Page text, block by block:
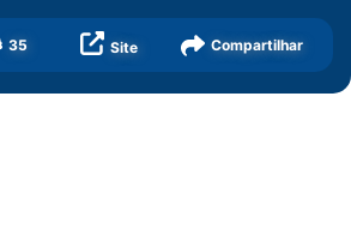
35 Site Compartilhar